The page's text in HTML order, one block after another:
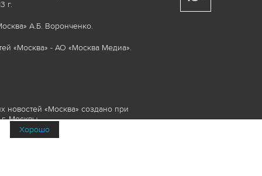
г.
А.Б. Воронченко.
«Москва» - АО «Москва Медиа».
новостей «Москва» создано при
Москвы.
элементы, включая, но, не
Хорошо